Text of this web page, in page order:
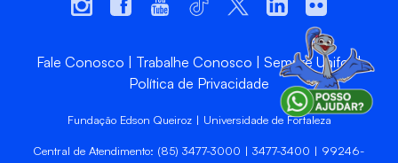
Fale Conosco Trabalhe Conosco
Sempre Unifor
Política de Privacidade
Fundação Edson Queiroz | Universidade de Fortaleza
Central de Atendimento: (85) 3477-3000 | 3477-3400 | 99246-